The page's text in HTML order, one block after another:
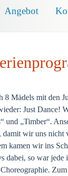
Angebot
8 Mädels mit den
Just Dance!
„Timber“.
wir uns
kamen wir ins
dabei, so war